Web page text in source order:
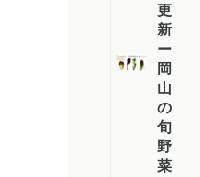
更
新
ー
岡
山
の
旬
野
菜